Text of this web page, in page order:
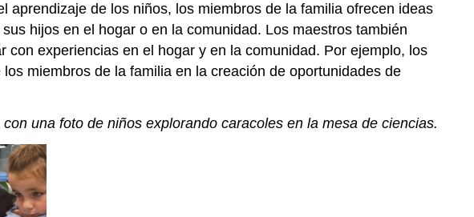
de los niños, los miembros de la familia ofrecen ideas
hijos en el hogar o en la comunidad. Los maestros también
experiencias en el hogar y en la comunidad. Por ejemplo, los
miembros de la familia en la creación de oportunidades de
una foto de niños explorando caracoles en la mesa de ciencias.